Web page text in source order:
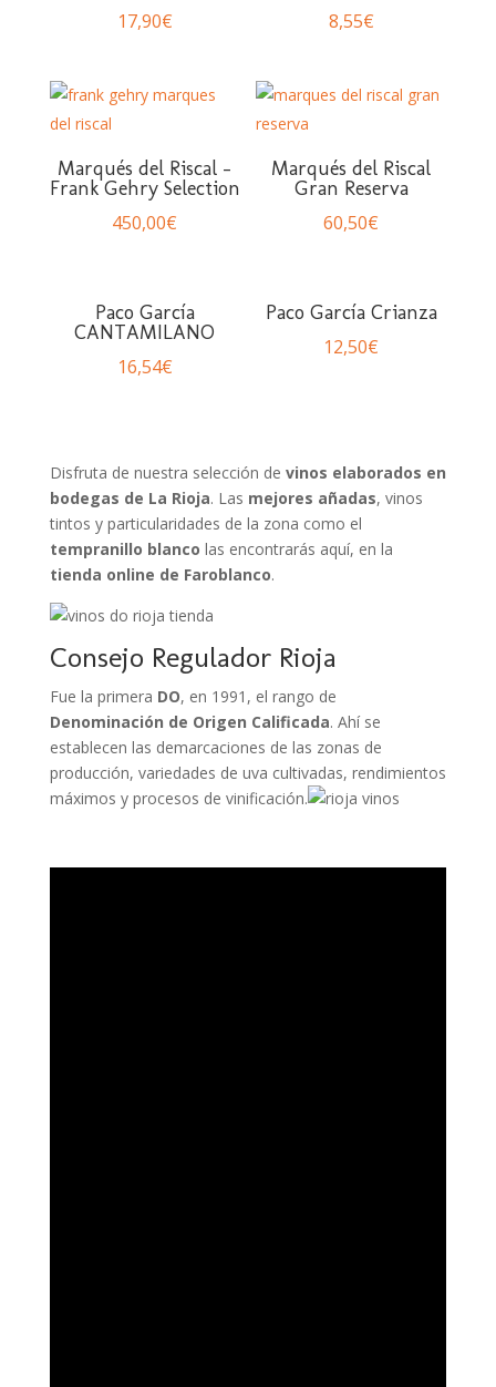
17,90€
8,55€
Marqués del Riscal –
Frank Gehry Selection
450,00€
Marqués del Riscal
Gran Reserva
60,50€
Paco García
CANTAMILANO
16,54€
Paco García Crianza
12,50€
Disfruta de nuestra selección de vinos elaborados en
bodegas de La Rioja. Las mejores añadas, vinos
tintos y particularidades de la zona como el
tempranillo blanco las encontrarás aquí, en la
tienda online de Faroblanco.
Consejo Regulador Rioja
Fue la primera DO, en 1991, el rango de
Denominación de Origen Calificada. Ahí se
establecen las demarcaciones de las zonas de
producción, variedades de uva cultivadas, rendimientos
máximos y procesos de vinificación.